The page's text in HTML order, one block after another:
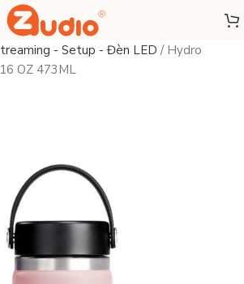
- Setup - Đèn LED / Hydro
OZ 473ML